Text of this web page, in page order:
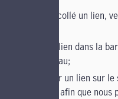
copié et collé un lien,
entré un lien dans la
de nouveau;
cliqué sur un lien sur
informer afin que